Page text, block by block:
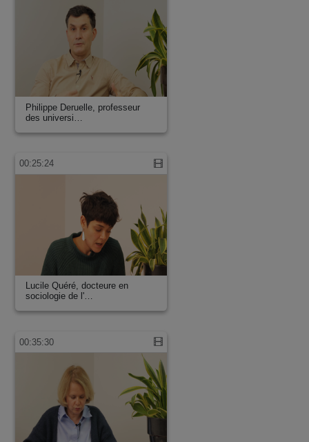
Philippe Deruelle, professeur
des universi…
00:25:24
Lucile Quéré, docteure en
sociologie de l'…
00:35:30